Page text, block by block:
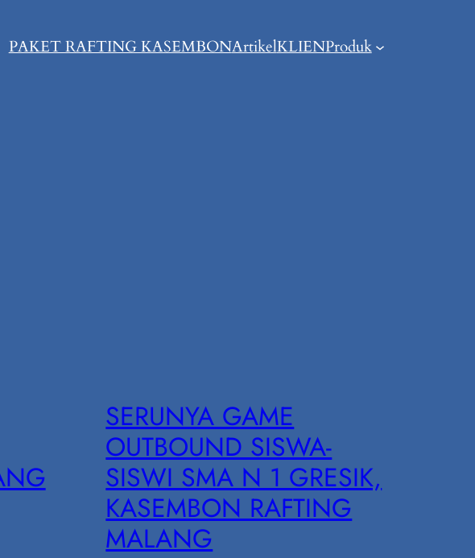
PAKET RAFTING KASEMBONArtikelKLIENProduk
SERUNYA GAME
OUTBOUND SISWA-
SISWI SMA N 1 GRESIK,
KASEMBON RAFTING
MALANG